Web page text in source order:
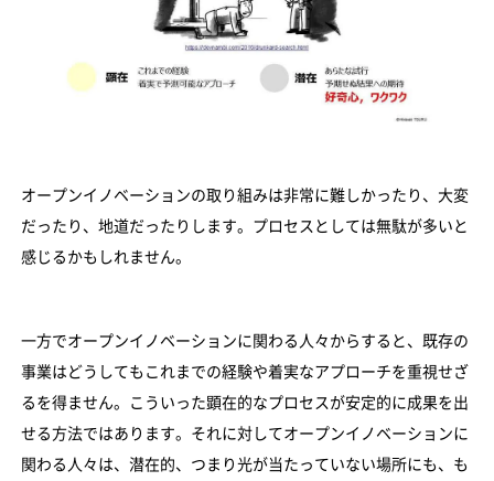
オープンイノベーションの取り組みは非常に難しかったり、大変
だったり、地道だったりします。プロセスとしては無駄が多いと
感じるかもしれません。
一方でオープンイノベーションに関わる人々からすると、既存の
事業はどうしてもこれまでの経験や着実なアプローチを重視せざ
るを得ません。こういった顕在的なプロセスが安定的に成果を出
せる方法ではあります。それに対してオープンイノベーションに
関わる人々は、潜在的、つまり光が当たっていない場所にも、も